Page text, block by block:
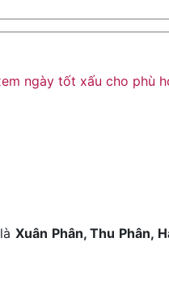
ngày tốt xấu cho phù
Xuân Phân, Thu Phân,